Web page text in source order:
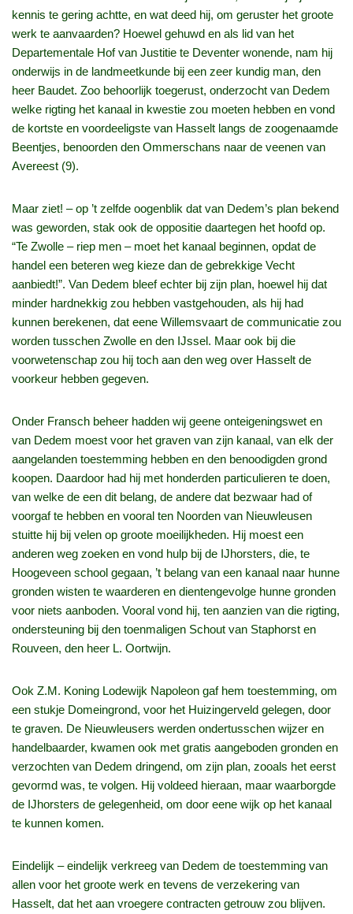
kennis te gering achtte, en wat deed hij, om geruster het groote
werk te aanvaarden? Hoewel gehuwd en als lid van het
Departementale Hof van Justitie te Deventer wonende, nam hij
onderwijs in de landmeetkunde bij een zeer kundig man, den
heer Baudet. Zoo behoorlijk toegerust, onderzocht van Dedem
welke rigting het kanaal in kwestie zou moeten hebben en vond
de kortste en voordeeligste van Hasselt langs de zoogenaamde
Beentjes, benoorden den Ommerschans naar de veenen van
Avereest (9).
Maar ziet! – op ’t zelfde oogenblik dat van Dedem’s plan bekend
was geworden, stak ook de oppositie daartegen het hoofd op.
“Te Zwolle – riep men – moet het kanaal beginnen, opdat de
handel een beteren weg kieze dan de gebrekkige Vecht
aanbiedt!”. Van Dedem bleef echter bij zijn plan, hoewel hij dat
minder hardnekkig zou hebben vastgehouden, als hij had
kunnen berekenen, dat eene Willemsvaart de communicatie zou
worden tusschen Zwolle en den IJssel. Maar ook bij die
voorwetenschap zou hij toch aan den weg over Hasselt de
voorkeur hebben gegeven.
Onder Fransch beheer hadden wij geene onteigeningswet en
van Dedem moest voor het graven van zijn kanaal, van elk der
aangelanden toestemming hebben en den benoodigden grond
koopen. Daardoor had hij met honderden particulieren te doen,
van welke de een dit belang, de andere dat bezwaar had of
voorgaf te hebben en vooral ten Noorden van Nieuwleusen
stuitte hij bij velen op groote moeilijkheden. Hij moest een
anderen weg zoeken en vond hulp bij de IJhorsters, die, te
Hoogeveen school gegaan, ’t belang van een kanaal naar hunne
gronden wisten te waarderen en dientengevolge hunne gronden
voor niets aanboden. Vooral vond hij, ten aanzien van die rigting,
ondersteuning bij den toenmaligen Schout van Staphorst en
Rouveen, den heer L. Oortwijn.
Ook Z.M. Koning Lodewijk Napoleon gaf hem toestemming, om
een stukje Domeingrond, voor het Huizingerveld gelegen, door
te graven. De Nieuwleusers werden ondertusschen wijzer en
handelbaarder, kwamen ook met gratis aangeboden gronden en
verzochten van Dedem dringend, om zijn plan, zooals het eerst
gevormd was, te volgen. Hij voldeed hieraan, maar waarborgde
de IJhorsters de gelegenheid, om door eene wijk op het kanaal
te kunnen komen.
Eindelijk – eindelijk verkreeg van Dedem de toestemming van
allen voor het groote werk en tevens de verzekering van
Hasselt, dat het aan vroegere contracten getrouw zou blijven.